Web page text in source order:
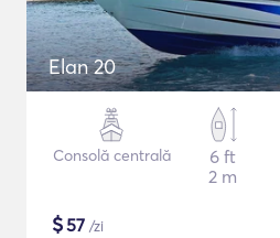
Elan 20
Consolă centrală
6 ft
2 m
$57 /zi